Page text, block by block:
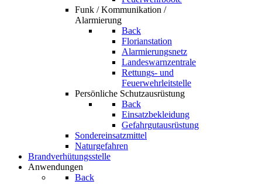
Funk / Kommunikation /
Alarmierung
Back
Florianstation
Alarmierungsnetz
Landeswarnzentrale
Rettungs- und
Feuerwehrleitstelle
Persönliche Schutzausrüstung
Back
Einsatzbekleidung
Gefahrgutausrüstung
Sondereinsatzmittel
Naturgefahren
Brandverhütungsstelle
Anwendungen
Back